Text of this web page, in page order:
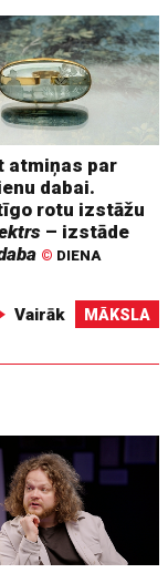
atmiņas par
dabai.
rotu izstāžu
– izstāde
© DIENA
Vairāk MĀKSLA